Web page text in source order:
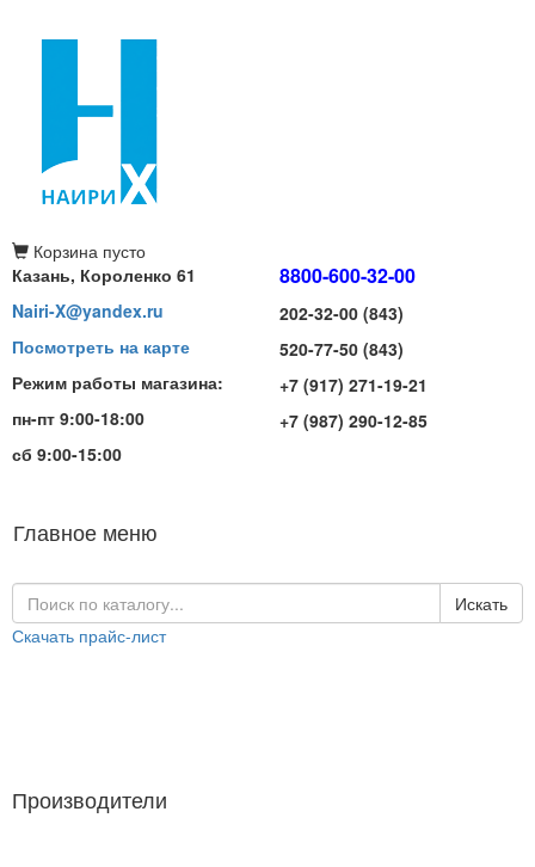
Корзина пусто
Казань, Короленко 61
Nairi-X@yandex.ru
Посмотреть на карте
Режим работы магазина:
пн-пт 9:00-18:00
сб 9:00-15:00
8800-600-32-00
202-32-00 (843)
520-77-50 (843)
+7 (917) 271-19-21
+7 (987) 290-12-85
Главное меню
Искать
Скачать прайс-лист
Производители